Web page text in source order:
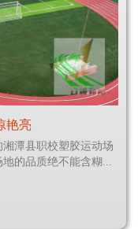
艳亮
潭县职校塑胶运动场
的品质绝不能含糊...